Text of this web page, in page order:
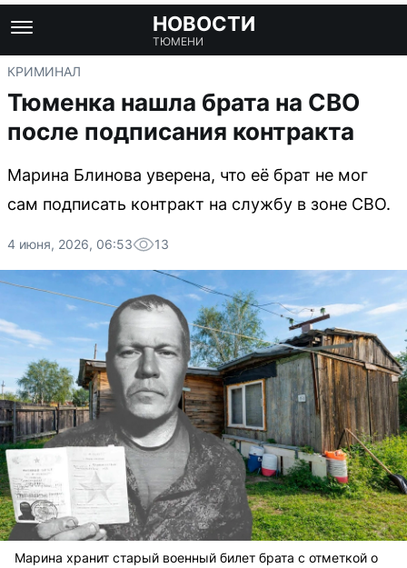
НОВОСТИ
ТЮМЕНИ
КРИМИНАЛ
Тюменка нашла брата на СВО
после подписания контракта
Марина Блинова уверена, что её брат не мог
сам подписать контракт на службу в зоне СВО.
4 июня, 2026, 06:53 13
Марина хранит старый военный билет брата с отметкой о